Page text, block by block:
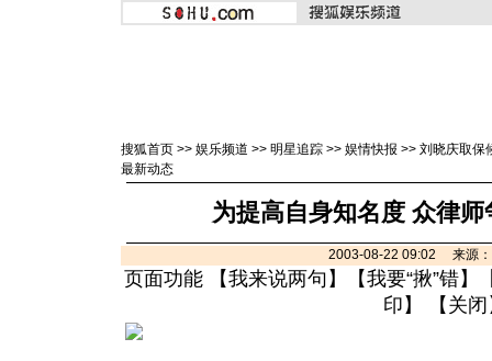
搜狐首页 >> 娱乐频道 >> 明星追踪 >> 娱情快报 >> 刘晓庆取保
最新动态
为提高自身知名度 众律
2003-08-22 09:02 来源：
页面功能 【我来说两句 】【我要“揪”错】
印 】 【 关闭